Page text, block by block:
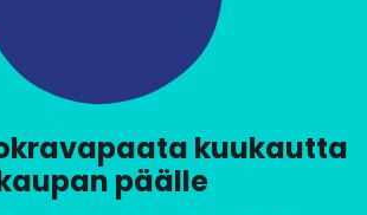
kuukautta
päälle